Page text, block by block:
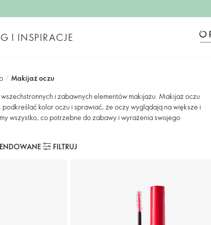
I INSPIRACJE
/ Makijaż oczu
i zabawnych elementów makijażu. Makijaż oczu
podkreślać kolor oczu i sprawiać, że oczy wyglądają na większe i
wszystko, co potrzebne do zabawy i wyrażenia swojego
FILTRUJ